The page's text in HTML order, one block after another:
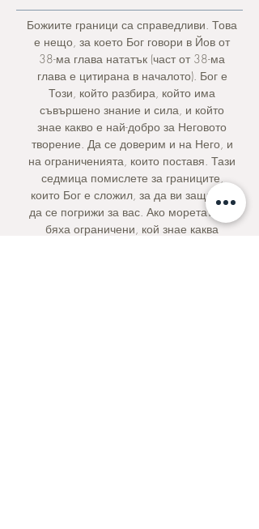
Божиите граници са справедливи. Това
е нещо, за което Бог говори в Йов от
38-ма глава нататък (част от 38-ма
глава е цитирана в началото). Бог е
Този, който разбира, който има
съвършено знание и сила, и който
знае какво е най-добро за Неговото
творение. Да се доверим и на Него, и
на ограниченията, които поставя. Тази
седмица помислете за границите,
които Бог е сложил, за да ви защити и
да се погрижи за вас. Ако моретата не
бяха ограничени, кой знае каква